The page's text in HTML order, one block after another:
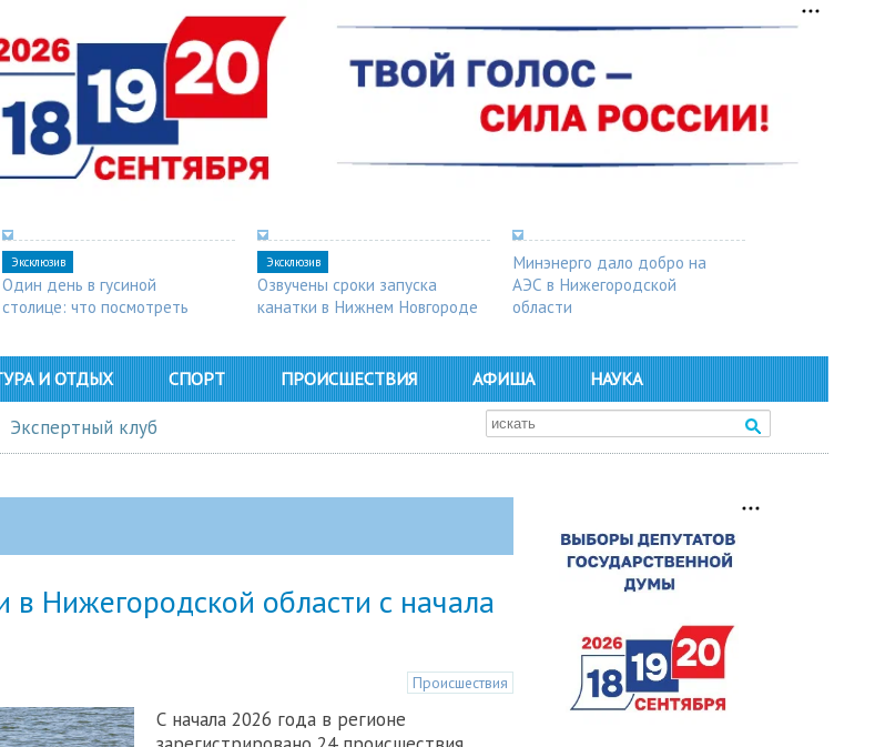
Эксклюзив
Один день в гусиной
столице: что посмотреть
Эксклюзив
Озвучены сроки запуска
канатки в Нижнем Новгороде
Минэнерго дало добро на
АЭС в Нижегородской
области
И ОТДЫХ СПОРТ ПРОИСШЕСТВИЯ АФИША НАУКА
Экспертный клуб
в Нижегородской области с начала
Происшествия
С начала 2026 года в регионе